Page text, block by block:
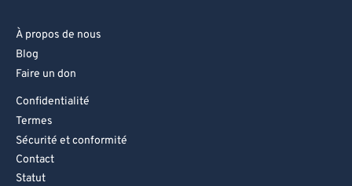
À propos de nous
Blog
Faire un don
Confidentialité
Termes
Sécurité et conformité
Contact
Statut